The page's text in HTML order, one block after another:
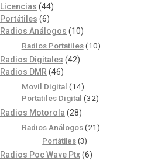
Licencias (44)
Portátiles (6)
Radios Análogos (10)
Radios Portatiles (10)
Radios Digitales (42)
Radios DMR (46)
Movil Digital (14)
Portatiles Digital (32)
Radios Motorola (28)
Radios Análogos (21)
Portátiles (3)
Radios Poc Wave Ptx(6)